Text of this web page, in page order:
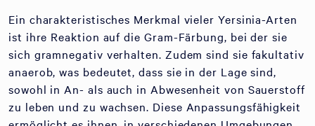
Ein charakteristisches Merkmal vieler Yersinia-Arten
ist ihre Reaktion auf die Gram-Färbung, bei der sie
sich gramnegativ verhalten. Zudem sind sie fakultativ
anaerob, was bedeutet, dass sie in der Lage sind,
sowohl in An- als auch in Abwesenheit von Sauerstoff
zu leben und zu wachsen. Diese Anpassungsfähigkeit